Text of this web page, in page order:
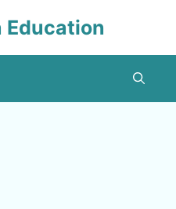
Education